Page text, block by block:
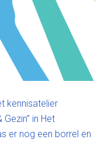
kennisatelier
in Het
er nog een borrel en